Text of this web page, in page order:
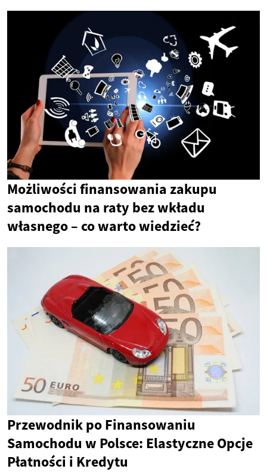
Możliwości finansowania zakupu
samochodu na raty bez wkładu
własnego – co warto wiedzieć?
Przewodnik po Finansowaniu
Samochodu w Polsce: Elastyczne Opcje
Płatności i Kredytu